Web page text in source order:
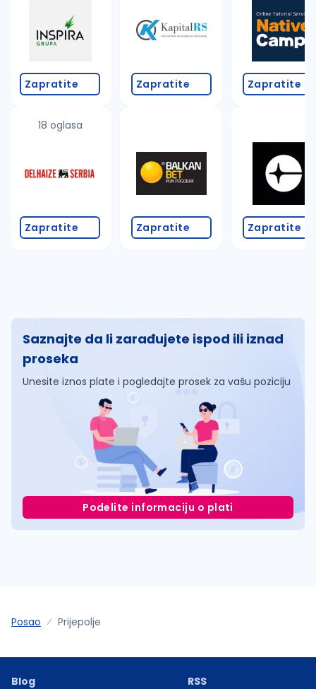
Zapratite
18 oglasa
Zapratite
Zapratite
Zapratite
Zapratite
Zapratite
Saznajte da li zarađujete ispod ili iznad
proseka
Unesite iznos plate i pogledajte prosek za vašu poziciju
Podelite informaciju o plati
Posao Prijepolje
Blog
RSS